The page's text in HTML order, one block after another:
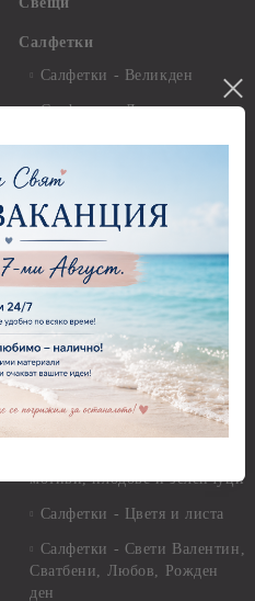
Салфетки
Салфетки - Великден
Салфетки - Детски
Салфетки - Животни, птици
и насекоми
Салфетки - Коледни и
Зимни
Салфетки - Морски
Салфетки - Музика
Салфетки - Пеперуди
Салфетки - Рози
Салфетки - Пътешествия и
пейзажи
мотиви, плодове и зеленчуци
Салфетки - Цветя и листа
Салфетки - Свети Валентин,
Сватбени, Любов, Рожден
ден